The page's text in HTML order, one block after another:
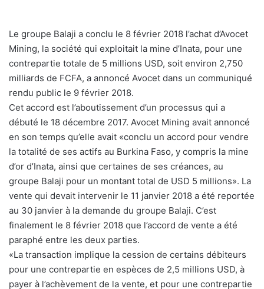
Le groupe Balaji a conclu le 8 février 2018 l’achat d’Avocet
Mining, la société qui exploitait la mine d’Inata, pour une
contrepartie totale de 5 millions USD, soit environ 2,750
milliards de FCFA, a annoncé Avocet dans un communiqué
rendu public le 9 février 2018.
Cet accord est l’aboutissement d’un processus qui a
débuté le 18 décembre 2017. Avocet Mining avait annoncé
en son temps qu’elle avait «conclu un accord pour vendre
la totalité de ses actifs au Burkina Faso, y compris la mine
d’or d’Inata, ainsi que certaines de ses créances, au
groupe Balaji pour un montant total de USD 5 millions». La
vente qui devait intervenir le 11 janvier 2018 a été reportée
au 30 janvier à la demande du groupe Balaji. C’est
finalement le 8 février 2018 que l’accord de vente a été
paraphé entre les deux parties.
«La transaction implique la cession de certains débiteurs
pour une contrepartie en espèces de 2,5 millions USD, à
payer à l’achèvement de la vente, et pour une contrepartie